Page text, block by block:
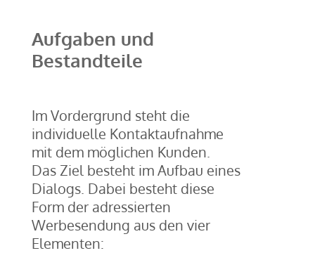
Aufgaben und
Bestandteile
Im Vordergrund steht die
individuelle Kontaktaufnahme
mit dem möglichen Kunden.
Das Ziel besteht im Aufbau eines
Dialogs. Dabei besteht diese
Form der adressierten
Werbesendung aus den vier
Elementen: